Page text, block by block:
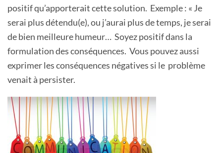
positif qu’apporterait cette solution. Exemple : « Je
serai plus détendu(e), ou j’aurai plus de temps, je serai
de bien meilleure humeur… Soyez positif dans la
formulation des conséquences. Vous pouvez aussi
exprimer les conséquences négatives si le problème
venait à persister.